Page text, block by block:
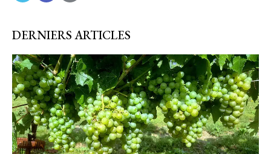
DERNIERS ARTICLES